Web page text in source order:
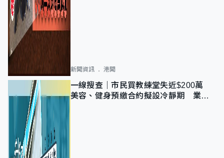
新聞資訊 港聞
一線搜查｜市民買教練堂失近$200萬
美容、健身預繳合約擬設冷靜期 業界